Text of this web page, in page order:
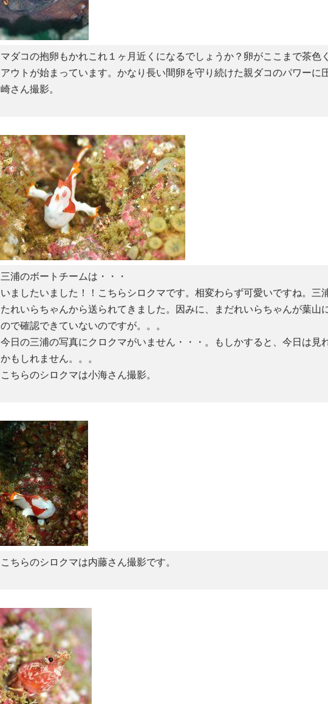
マダコの抱卵もかれこれ１ヶ月近くになるでしょうか？卵がここまで茶色
アウトが始まっています。かなり長い間卵を守り続けた親ダコのパワーに
崎さん撮影。
三浦のボートチームは・・・
いましたいました！！こちらシロクマです。相変わらず可愛いですね。三
たれいらちゃんから送られてきました。因みに、まだれいらちゃんが葉山
ので確認できていないのですが。。。
今日の三浦の写真にクロクマがいません・・・。もしかすると、今日は見
かもしれません。。。
こちらのシロクマは小海さん撮影。
こちらのシロクマは内藤さん撮影です。